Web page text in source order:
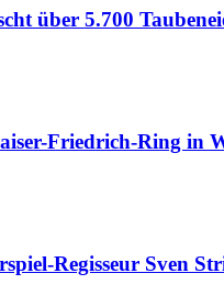
über 5.700
Friedrich-Ring in
Regisseur Sven